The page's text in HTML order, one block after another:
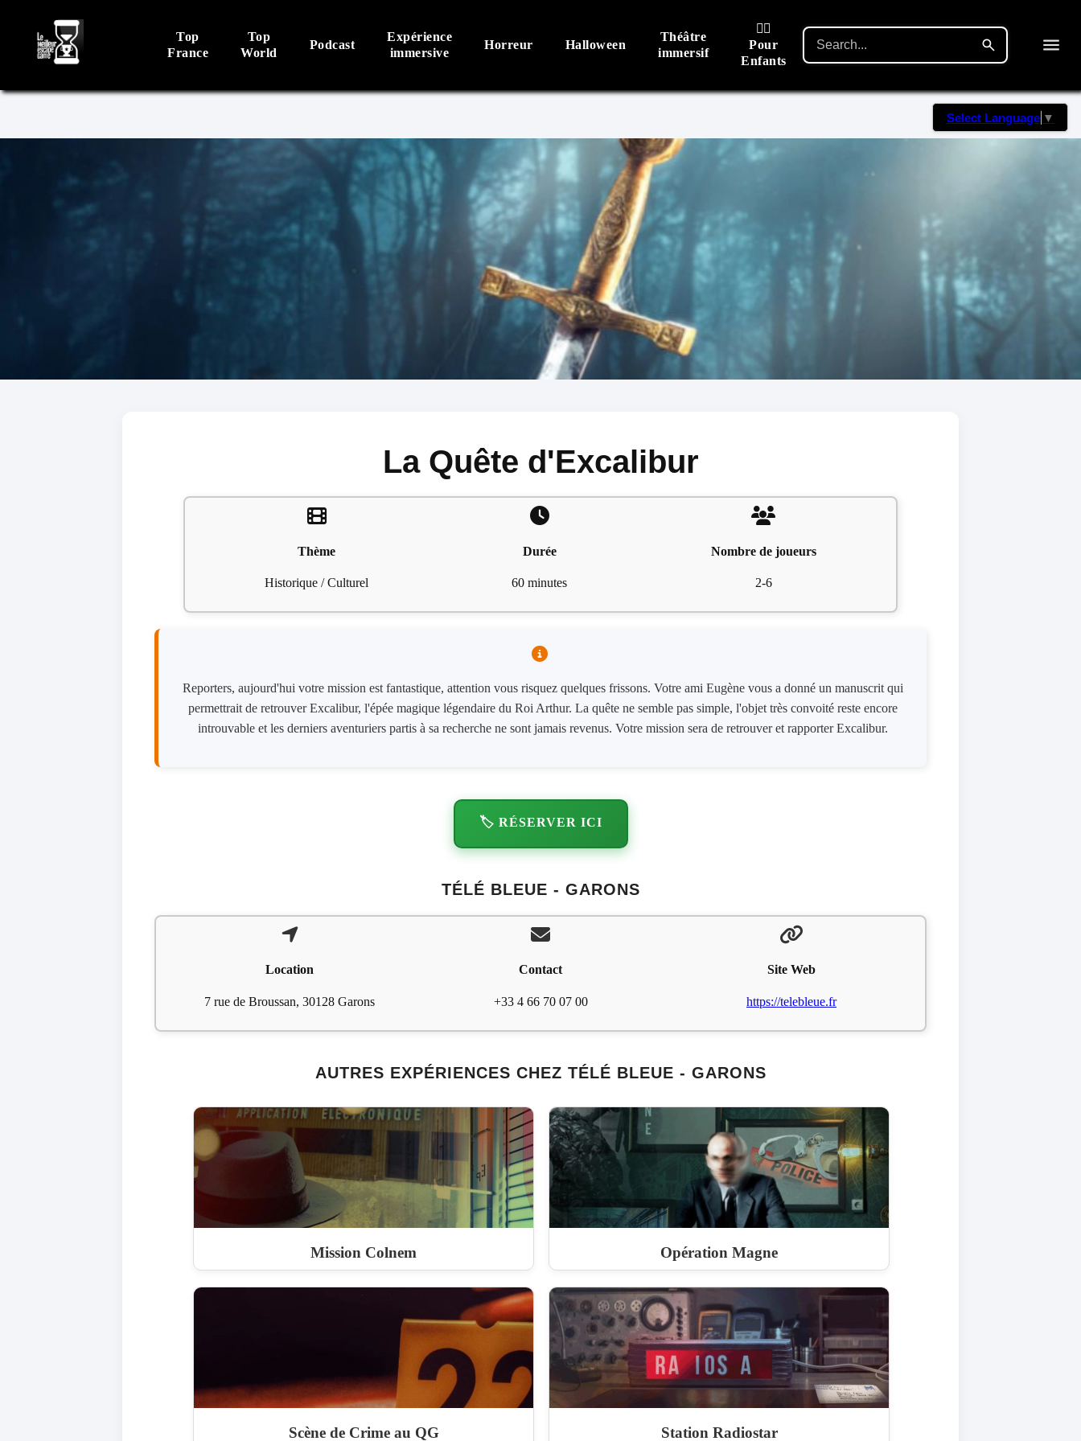
Top
France
Top
World
Podcast
Expérience
immersive
Horreur Halloween
Théâtre
immersif
🙋‍♂️
Pour
Enfants
Select Language ▼
La Quête d'Excalibur
Thème
Historique / Culturel
Durée
60 minutes
Nombre de joueurs
2-6
Reporters, aujourd'hui votre mission est fantastique, attention vous risquez quelques frissons. Votre ami Eugène vous a donné un manuscrit qui
permettrait de retrouver Excalibur, l'épée magique légendaire du Roi Arthur. La quête ne semble pas simple, l'objet très convoité reste encore
introuvable et les derniers aventuriers partis à sa recherche ne sont jamais revenus. Votre mission sera de retrouver et rapporter Excalibur.
🏷️ RÉSERVER ICI
TÉLÉ BLEUE - GARONS
Location
7 rue de Broussan, 30128 Garons
Contact
+33 4 66 70 07 00
Site Web
https://telebleue.fr
AUTRES EXPÉRIENCES CHEZ TÉLÉ BLEUE - GARONS
Mission Colnem Opération Magne
Scène de Crime au QG Station Radiostar